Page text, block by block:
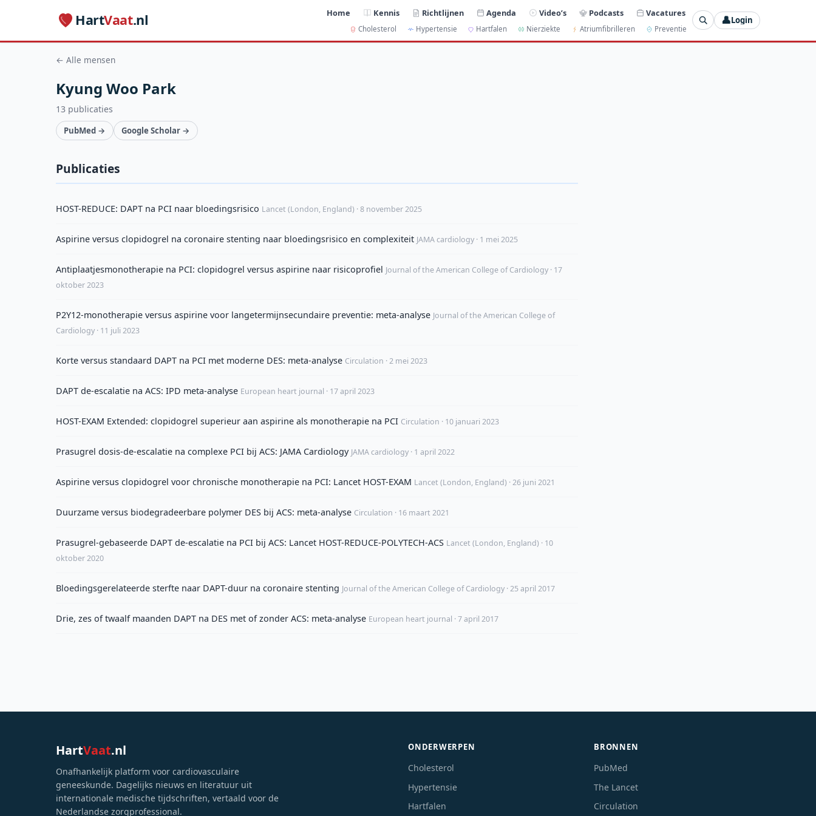
HartVaat.nl Home Kennis Richtlijnen Agenda Video’s Podcasts Vacatures
Cholesterol Hypertensie Hartfalen Nierziekte Atriumfibrilleren Preventie
👤Login
← Alle mensen
Kyung Woo Park
13 publicaties
PubMed → Google Scholar →
Publicaties
HOST-REDUCE: DAPT na PCI naar bloedingsrisico Lancet (London, England) · 8 november 2025
Aspirine versus clopidogrel na coronaire stenting naar bloedingsrisico en complexiteit JAMA cardiology · 1 mei 2025
Antiplaatjesmonotherapie na PCI: clopidogrel versus aspirine naar risicoprofiel Journal of the American College of Cardiology · 17
oktober 2023
P2Y12-monotherapie versus aspirine voor langetermijnsecundaire preventie: meta-analyse Journal of the American College of
Cardiology · 11 juli 2023
Korte versus standaard DAPT na PCI met moderne DES: meta-analyse Circulation · 2 mei 2023
DAPT de-escalatie na ACS: IPD meta-analyse European heart journal · 17 april 2023
HOST-EXAM Extended: clopidogrel superieur aan aspirine als monotherapie na PCI Circulation · 10 januari 2023
Prasugrel dosis-de-escalatie na complexe PCI bij ACS: JAMA Cardiology JAMA cardiology · 1 april 2022
Aspirine versus clopidogrel voor chronische monotherapie na PCI: Lancet HOST-EXAM Lancet (London, England) · 26 juni 2021
Duurzame versus biodegradeerbare polymer DES bij ACS: meta-analyse Circulation · 16 maart 2021
Prasugrel-gebaseerde DAPT de-escalatie na PCI bij ACS: Lancet HOST-REDUCE-POLYTECH-ACS Lancet (London, England) · 10
oktober 2020
Bloedingsgerelateerde sterfte naar DAPT-duur na coronaire stenting Journal of the American College of Cardiology · 25 april 2017
Drie, zes of twaalf maanden DAPT na DES met of zonder ACS: meta-analyse European heart journal · 7 april 2017
HartVaat.nl
Onafhankelijk platform voor cardiovasculaire
geneeskunde. Dagelijks nieuws en literatuur uit
internationale medische tijdschriften, vertaald voor de
Nederlandse zorgprofessional.
ONDERWERPEN
Cholesterol
Hypertensie
Hartfalen
BRONNEN
PubMed
The Lancet
Circulation